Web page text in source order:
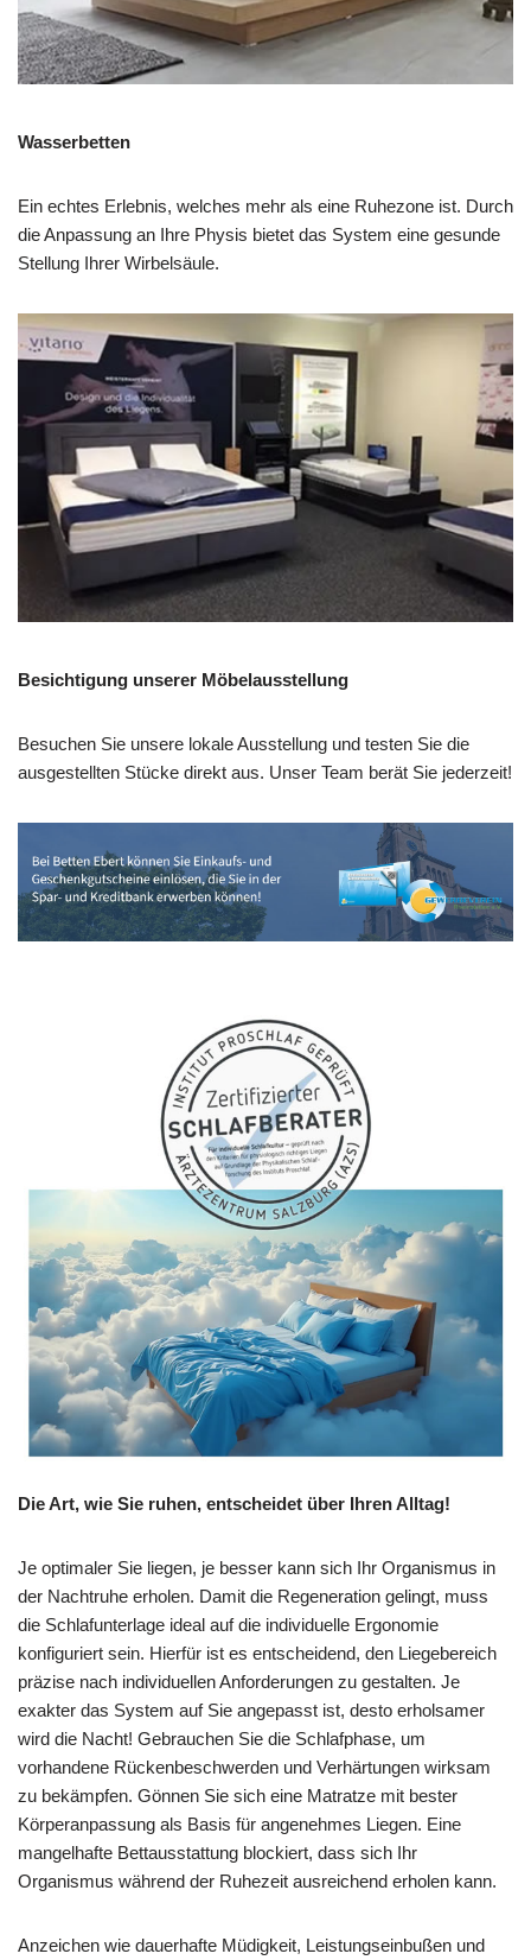
Wasserbetten
Ein echtes Erlebnis, welches mehr als eine Ruhezone ist. Durch
die Anpassung an Ihre Physis bietet das System eine gesunde
Stellung Ihrer Wirbelsäule.
Besichtigung unserer Möbelausstellung
Besuchen Sie unsere lokale Ausstellung und testen Sie die
ausgestellten Stücke direkt aus. Unser Team berät Sie jederzeit!
Die Art, wie Sie ruhen, entscheidet über Ihren Alltag!
Je optimaler Sie liegen, je besser kann sich Ihr Organismus in
der Nachtruhe erholen. Damit die Regeneration gelingt, muss
die Schlafunterlage ideal auf die individuelle Ergonomie
konfiguriert sein. Hierfür ist es entscheidend, den Liegebereich
präzise nach individuellen Anforderungen zu gestalten. Je
exakter das System auf Sie angepasst ist, desto erholsamer
wird die Nacht! Gebrauchen Sie die Schlafphase, um
vorhandene Rückenbeschwerden und Verhärtungen wirksam
zu bekämpfen. Gönnen Sie sich eine Matratze mit bester
Körperanpassung als Basis für angenehmes Liegen. Eine
mangelhafte Bettausstattung blockiert, dass sich Ihr
Organismus während der Ruhezeit ausreichend erholen kann.
Anzeichen wie dauerhafte Müdigkeit, Leistungseinbußen und